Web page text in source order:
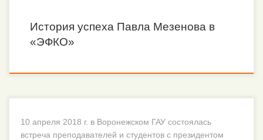
История успеха Павла Мезенова в
«ЭФКО»
10 апреля 2018 г. в Воронежском ГАУ состоялась
встреча преподавателей и студентов с президентом